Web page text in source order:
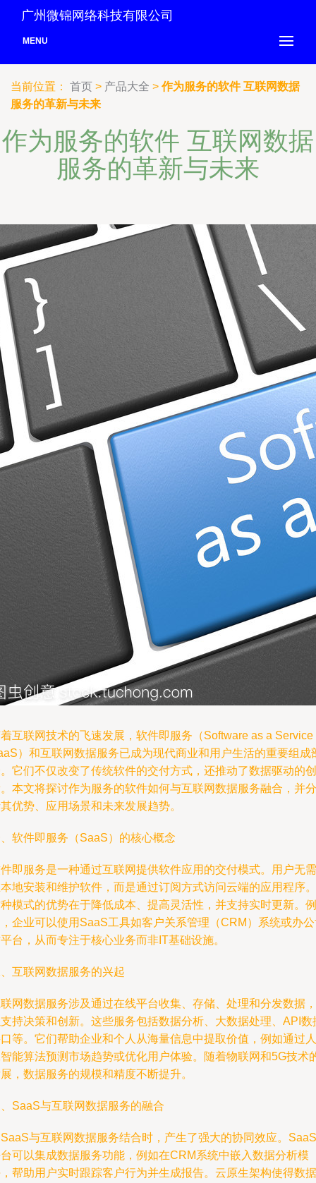
广州微锦网络科技有限公司
MENU
当前位置： 首页 > 产品大全 > 作为服务的软件 互联网数据
服务的革新与未来
作为服务的软件 互联网数据
服务的革新与未来
互联网技术的飞速发展，软件即服务（Software as a Service
）和互联网数据服务已成为现代商业和用户生活的重要组成
它们不仅改变了传统软件的交付方式，还推动了数据驱动的创
本文将探讨作为服务的软件如何与互联网数据服务融合，并分
优势、应用场景和未来发展趋势。
软件即服务（SaaS）的核心概念
即服务是一种通过互联网提供软件应用的交付模式。用户无需
地安装和维护软件，而是通过订阅方式访问云端的应用程序。
模式的优势在于降低成本、提高灵活性，并支持实时更新。例
企业可以使用SaaS工具如客户关系管理（CRM）系统或办
台，从而专注于核心业务而非IT基础设施。
互联网数据服务的兴起
网数据服务涉及通过在线平台收集、存储、处理和分发数据，
持决策和创新。这些服务包括数据分析、大数据处理、API数
等。它们帮助企业和个人从海量信息中提取价值，例如通过人
能算法预测市场趋势或优化用户体验。随着物联网和5G技术
，数据服务的规模和精度不断提升。
SaaS与互联网数据服务的融合
与互联网数据服务结合时，产生了强大的协同效应。SaaS
可以集成数据服务功能，例如在CRM系统中嵌入数据分析模
帮助用户实时跟踪客户行为并生成报告。云原生架构使得数据